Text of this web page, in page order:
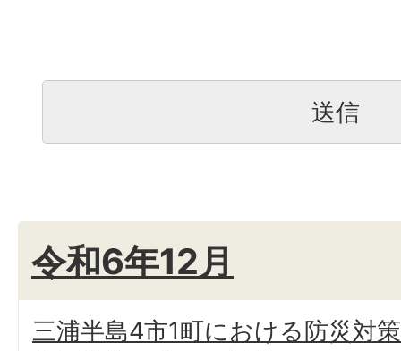
令和6年12月
三浦半島4市1町における防災対